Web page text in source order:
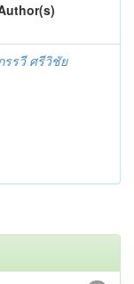
รรวี ศรีวิชัย